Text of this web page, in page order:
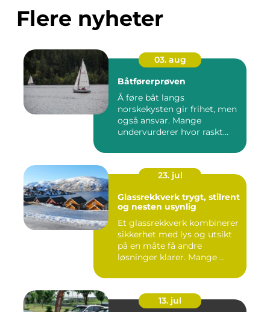
Flere nyheter
03. aug
Båtførerprøven
Å føre båt langs
norskekysten gir frihet, men
også ansvar. Mange
undervurderer hvor raskt
23. jul
Glassrekkverk trygt, stilrent
og nesten usynlig
Et glassrekkverk kombinerer
sikkerhet med lys og utsikt
på en måte få andre
løsninger klarer. Mange ...
13. jul